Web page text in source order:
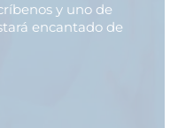
y uno de
encantado de